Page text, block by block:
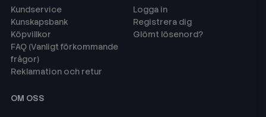
Kundservice
Kunskapsbank
Köpvillkor
FAQ (Vanligt förkommande
frågor)
Reklamation och retur
Logga in
Registrera dig
Glömt lösenord?
OM OSS